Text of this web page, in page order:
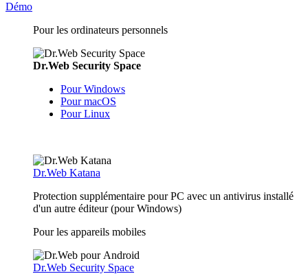
Démo
Pour les ordinateurs personnels
Dr.Web Security Space
Pour Windows
Pour macOS
Pour Linux
Dr.Web Katana
Protection supplémentaire pour PC avec un antivirus installé
d'un autre éditeur (pour Windows)
Pour les appareils mobiles
Dr.Web Security Space